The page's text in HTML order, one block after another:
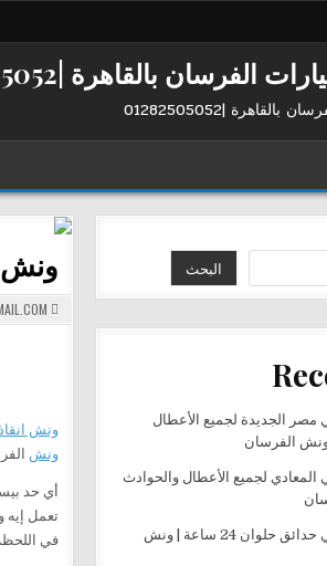
بالقاهرة |01282505052
|01282505052
ونش
ونش
ونش
أي حد
تعمل إيه
في
البحث
الجديدة لجميع الأعطال
لجميع الأعطال والحوادث
ونش إنقاذ سيارات في حدائق حلوان 24 ساعة | ونش